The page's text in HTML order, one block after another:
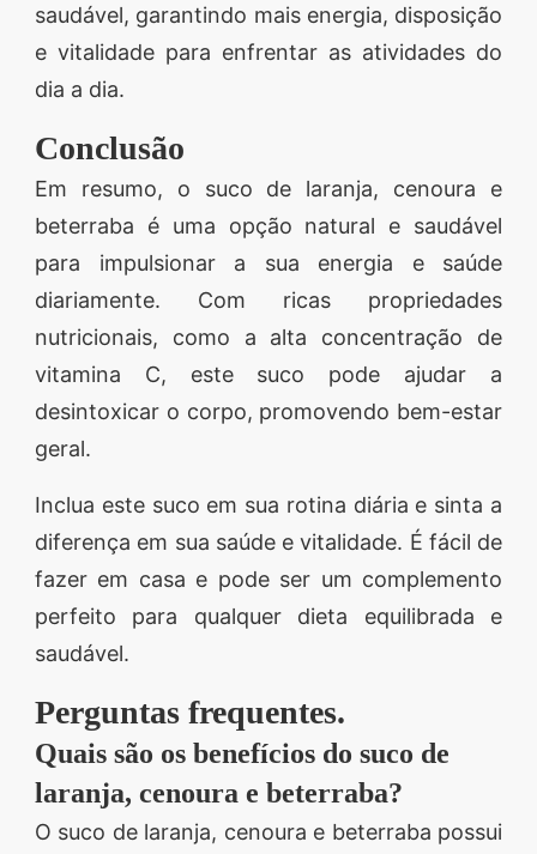
saudável, garantindo mais energia, disposição
e vitalidade para enfrentar as atividades do
dia a dia.
Conclusão
Em resumo, o suco de laranja, cenoura e
beterraba é uma opção natural e saudável
para impulsionar a sua energia e saúde
diariamente. Com ricas propriedades
nutricionais, como a alta concentração de
vitamina C, este suco pode ajudar a
desintoxicar o corpo, promovendo bem-estar
geral.
Inclua este suco em sua rotina diária e sinta a
diferença em sua saúde e vitalidade. É fácil de
fazer em casa e pode ser um complemento
perfeito para qualquer dieta equilibrada e
saudável.
Perguntas frequentes.
Quais são os benefícios do suco de
laranja, cenoura e beterraba?
O suco de laranja, cenoura e beterraba possui